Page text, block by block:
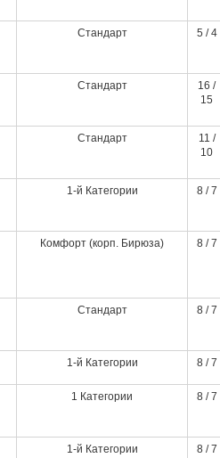
Стандарт 5 / 4
Стандарт
16 /
15
Стандарт
11 /
10
1-й Категории 8 / 7
Комфорт (корп. Бирюза) 8 / 7
Стандарт 8 / 7
1-й Категории 8 / 7
1 Категории 8 / 7
1-й Категории 8 / 7